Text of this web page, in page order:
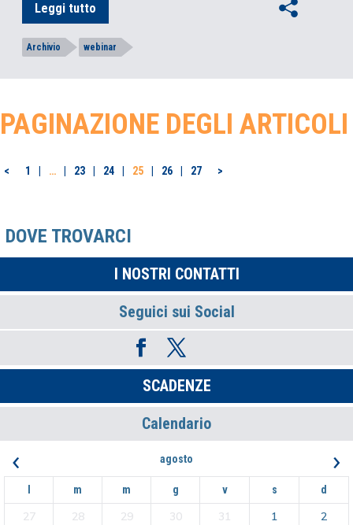
Leggi tutto
Archivio webinar
PAGINAZIONE DEGLI ARTICOLI
< 1 … 23 24 25 26 27 >
DOVE TROVARCI
I NOSTRI CONTATTI
Seguici sui Social
SCADENZE
Calendario
‹ agosto ›
m m g v s d
27 28 29 30 31 1
2